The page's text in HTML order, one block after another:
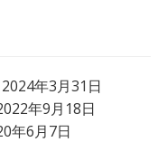
2024年3月31日
年9月18日
年6月7日